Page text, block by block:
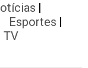
Esportes
TV